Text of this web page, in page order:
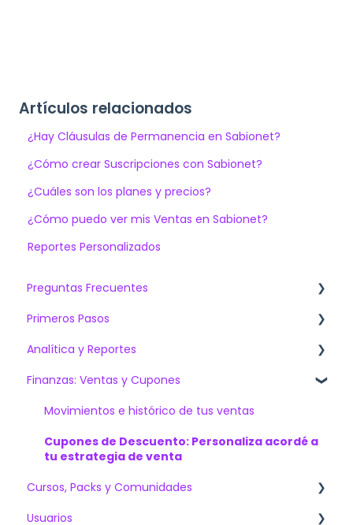
Artículos relacionados
¿Hay Cláusulas de Permanencia en Sabionet?
¿Cómo crear Suscripciones con Sabionet?
¿Cuáles son los planes y precios?
¿Cómo puedo ver mis Ventas en Sabionet?
Reportes Personalizados
Preguntas Frecuentes
Artículos más vistos
¿Qué debo saber al contratar Sabionet?
Lo más preguntado
Soluciones técnicas
Primeros Pasos
Venta de Cursos Online
Capacitación Online Interna y/o Externa
Instituciones Educativas
Lo más recomendado
Analítica y Reportes
Dashboards
Generar Gráficos: Crea tus Reportes
Audit Trail: Herramienta de auditoria completa de
tu academia
Finanzas: Ventas y Cupones
Movimientos e histórico de tus ventas
Cupones de Descuento: Personaliza acordé a
tu estrategia de venta
Cursos, Packs y Comunidades
Contenido
Usuarios